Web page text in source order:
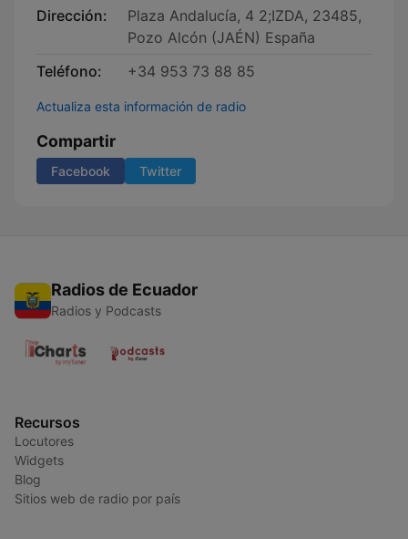
Dirección:
Plaza Andalucía, 4 2;IZDA, 23485,
Pozo Alcón (JAÉN) España
Teléfono:
+34 953 73 88 85
Actualiza esta información de radio
Compartir
Facebook Twitter
Radios de Ecuador
Radios y Podcasts
Recursos
Locutores
Widgets
Blog
Sitios web de radio por país